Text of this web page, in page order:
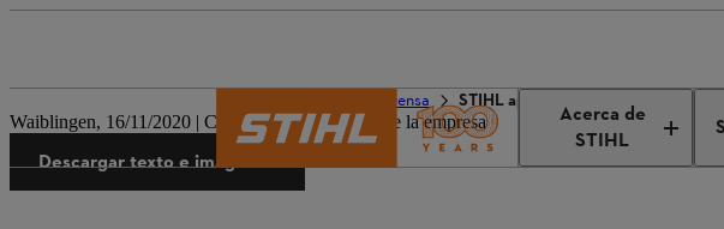
Acerca de
STIHL
Prensa STIHL apuesta por la neutralidad
Waiblingen, 16/11/2020 | Comunicado de prensa de la empresa
Descargar texto e imágenes